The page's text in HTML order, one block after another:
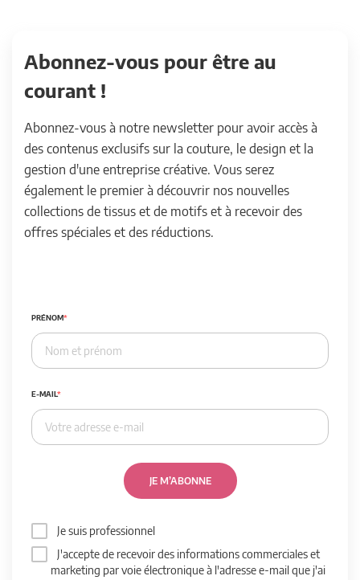
Abonnez-vous pour être au
courant !
Abonnez-vous à notre newsletter pour avoir accès à
des contenus exclusifs sur la couture, le design et la
gestion d'une entreprise créative. Vous serez
également le premier à découvrir nos nouvelles
collections de tissus et de motifs et à recevoir des
offres spéciales et des réductions.
PRÉNOM
E-MAIL
JE M’ABONNE
Je suis professionnel
J'accepte de recevoir des informations commerciales et
marketing par voie électronique à l'adresse e-mail que j'ai